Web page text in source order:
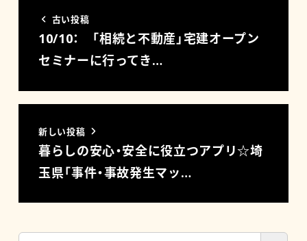
古い投稿
10/10： 「相続と不動産」宅建オープン
セミナーに行ってき…
新しい投稿
暮らしの安心・安全に役立つアプリ☆埼
玉県「事件・事故発生マッ…